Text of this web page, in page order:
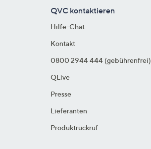
QVC kontaktieren
Hilfe-Chat
Kontakt
0800 2944 444 (gebührenfrei)
QLive
Presse
Lieferanten
Produktrückruf